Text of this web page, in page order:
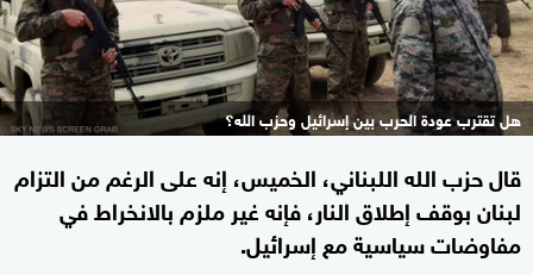
هل تقترب عودة الحرب بين إسرائيل وحزب الله؟
قال حزب الله اللبناني، الخميس، إنه على الرغم من التزام
لبنان بوقف إطلاق النار، فإنه غير ملزم بالانخراط في
مفاوضات سياسية مع إسرائيل.